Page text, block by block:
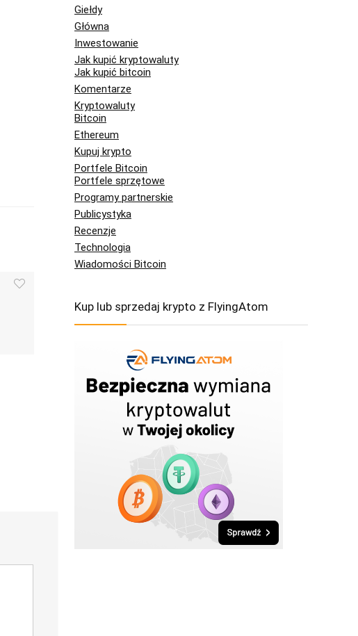
Giełdy
Główna
Inwestowanie
Jak kupić kryptowaluty
Jak kupić bitcoin
Komentarze
Kryptowaluty
Bitcoin
Ethereum
Kupuj krypto
Portfele Bitcoin
Portfele sprzętowe
Programy partnerskie
Publicystyka
Recenzje
Technologia
Wiadomości Bitcoin
Kup lub sprzedaj krypto z FlyingAtom